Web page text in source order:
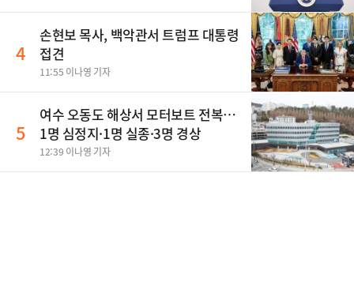
4
손현보 목사, 백악관서 트럼프 대통령
접견
11:55 이나영 기자
5
여수 오동도 해상서 모터보트 전복…
1명 심정지·1명 실종·3명 경상
12:39 이나영 기자